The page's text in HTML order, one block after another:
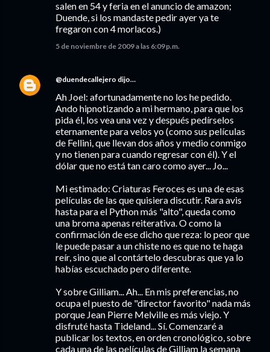
salen en 54 y feria en el anuncio de amazon;
Duende, si los mandaste pedir ayer ya te
fregaron con 4 morlacos.)
5 de noviembre de 2009 a las 6:09 p.m.
@duendecallejero dijo…
Ah Joel: afortunadamente no los he pedido.
Ando hipnotizando a mi hermano, para que los
pida él, los vea una vez y después pedírselos
eternamente para velos yo (como sus películas
de Fellini, que llevan dos años y medio conmigo
y no tienen para cuando regresar con él). Y el
dólar que no está tan caro como ayer... Jo...
Mi estimado: Criaturas Feroces es una de esas
películas de las que quisiera discutir. Rara avis
hasta para el Python más "alto", queda como
una broma apenas reiterativa. O como la
confirmación de ese dicho que reza: lo peor que
le puede pasar a un chiste no es que no te haga
reír, sino que al contártelo descubras que ya lo
habías escuchado pero diferente.
Y sobre Gilliam... Ah... En mis preferencias, no
ocupa el puesto de "director favorito" nada más
porque Jean Pierre Melville es más viejo. Y
disfruté hasta Tideland... Sí. Comenzaré a
publicar los textos, en orden cronológico, sobre
cada una de las películas de Gilliam la semana